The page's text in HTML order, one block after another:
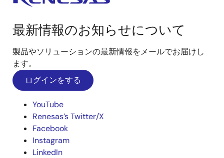
最新情報のお知らせについて
製品やソリューションの最新情報をメールでお届けし
ます。
ログインをする
YouTube
Renesas’s Twitter/X
Facebook
Instagram
LinkedIn